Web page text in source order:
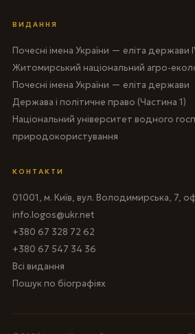
ВИДАННЯ
Почесні імена України — еліта держави
Житомирський національний агро-
Почесні імена України — еліта держави
Держава і політичне право (Частина 1)
Національний університет водного
природокористування
КОНТАКТИ
01001, м. Київ, вул. Володимирська, 7,
info.logos@ukr.net
+380 67 328 72 62
+380 67 547 34 36
Всі видання
Пошук по біографіях